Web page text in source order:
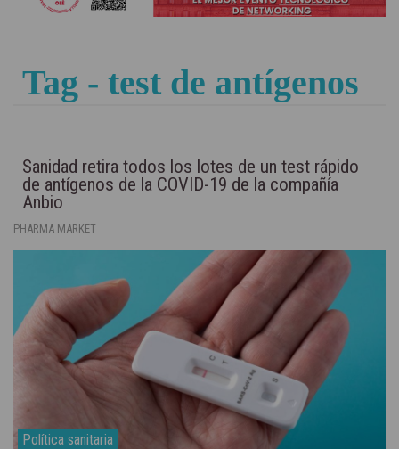
Tag - test de antígenos
Sanidad retira todos los lotes de un test rápido
de antígenos de la COVID-19 de la compañía
Anbio
PHARMA MARKET
Política sanitaria